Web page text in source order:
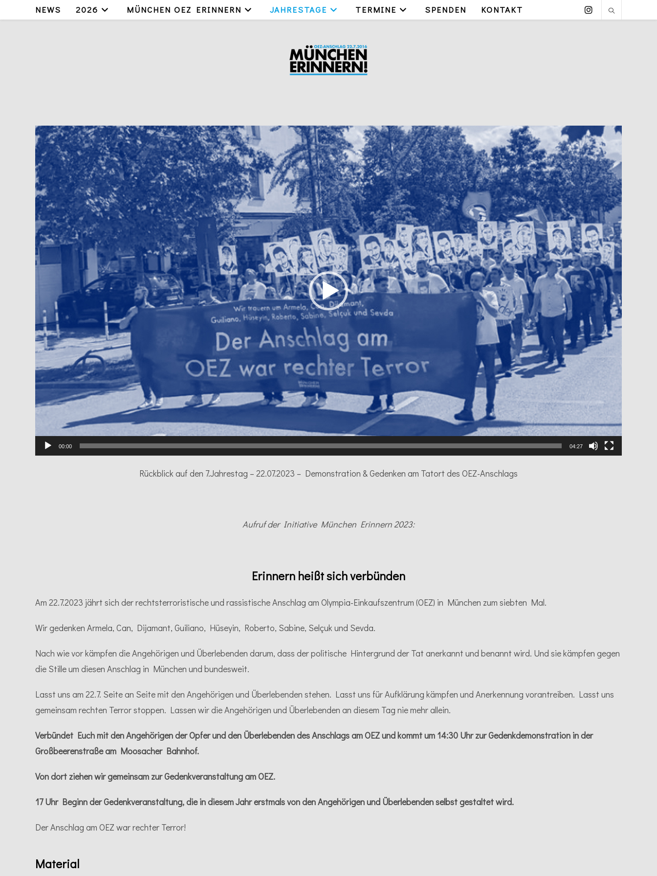
Inhalt
NEWS 2026 MÜNCHEN OEZ ERINNERN JAHRESTAGE TERMINE SPENDEN KONTAKT
Video-
Player
00:00 04:27
Rückblick auf den 7.Jahrestag – 22.07.2023 – Demonstration & Gedenken am Tatort des OEZ-Anschlags
Aufruf der Initiative München Erinnern 2023:
Erinnern heißt sich verbünden
Am 22.7.2023 jährt sich der rechtsterroristische und rassistische Anschlag am Olympia-Einkaufszentrum (OEZ) in München zum siebten Mal.
Wir gedenken Armela, Can, Dijamant, Guiliano, Hüseyin, Roberto, Sabine, Selçuk und Sevda.
Nach wie vor kämpfen die Angehörigen und Überlebenden darum, dass der politische Hintergrund der Tat anerkannt und benannt wird. Und sie kämpfen gegen
die Stille um diesen Anschlag in München und bundesweit.
Lasst uns am 22.7. Seite an Seite mit den Angehörigen und Überlebenden stehen. Lasst uns für Aufklärung kämpfen und Anerkennung vorantreiben. Lasst uns
gemeinsam rechten Terror stoppen. Lassen wir die Angehörigen und Überlebenden an diesem Tag nie mehr allein.
Verbündet Euch mit den Angehörigen der Opfer und den Überlebenden des Anschlags am OEZ und kommt um 14:30 Uhr zur Gedenkdemonstration in der
Großbeerenstraße am Moosacher Bahnhof.
Von dort ziehen wir gemeinsam zur Gedenkveranstaltung am OEZ.
17 Uhr Beginn der Gedenkveranstaltung, die in diesem Jahr erstmals von den Angehörigen und Überlebenden selbst gestaltet wird.
Der Anschlag am OEZ war rechter Terror!
Material